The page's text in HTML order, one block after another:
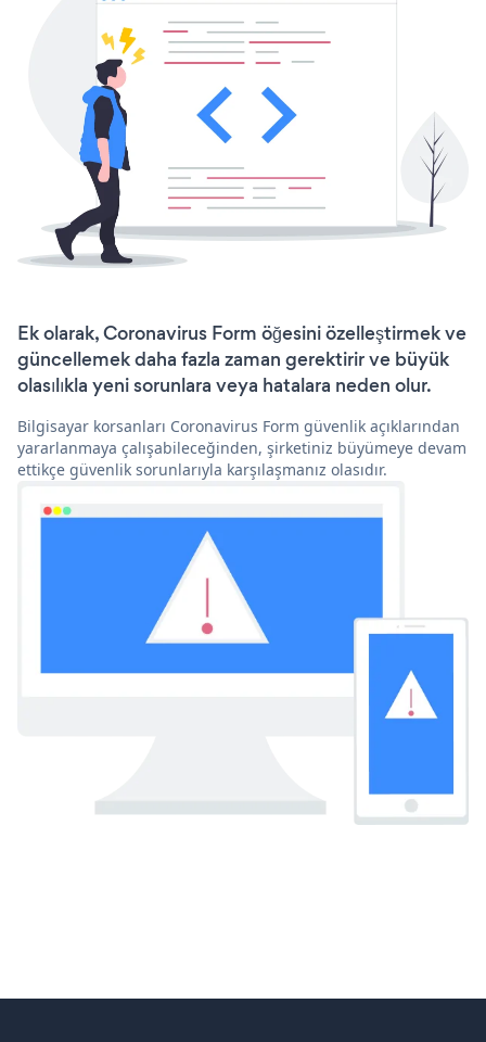
Ek olarak, Coronavirus Form öğesini özelleştirmek ve
güncellemek daha fazla zaman gerektirir ve büyük
olasılıkla yeni sorunlara veya hatalara neden olur.
Bilgisayar korsanları Coronavirus Form güvenlik açıklarından
yararlanmaya çalışabileceğinden, şirketiniz büyümeye devam
ettikçe güvenlik sorunlarıyla karşılaşmanız olasıdır.